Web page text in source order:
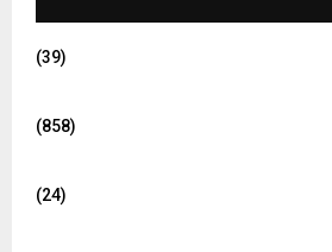
(39)
(858)
(24)